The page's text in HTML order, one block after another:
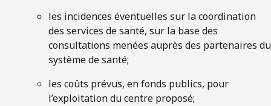
les incidences éventuelles sur la coordination
des services de santé, sur la base des
consultations menées auprès des partenaires du
système de santé;
les coûts prévus, en fonds publics, pour
l’exploitation du centre proposé;